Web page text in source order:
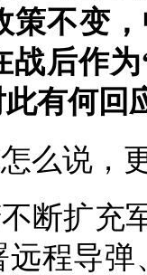
策不变
战后作
有何回
么说，
断扩充
程导